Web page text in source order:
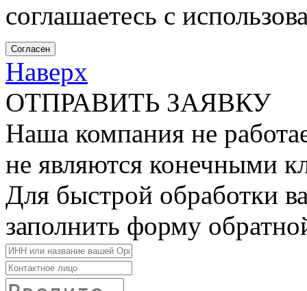
соглашаетесь с
Согласен
Наверх
ОТПРАВИТЬ ЗАЯВКУ
Наша компания не
не являются конечными
Для быстрой обработки
заполнить форму